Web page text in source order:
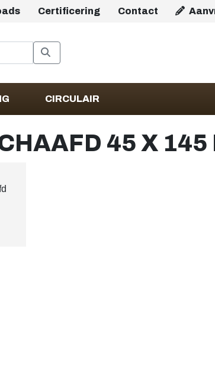
Certificering Contact
CIRCULAIR
45 X 145